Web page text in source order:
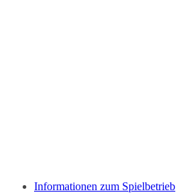
Informationen zum Spielbetrieb